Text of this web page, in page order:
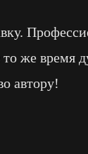
то же время
автору!